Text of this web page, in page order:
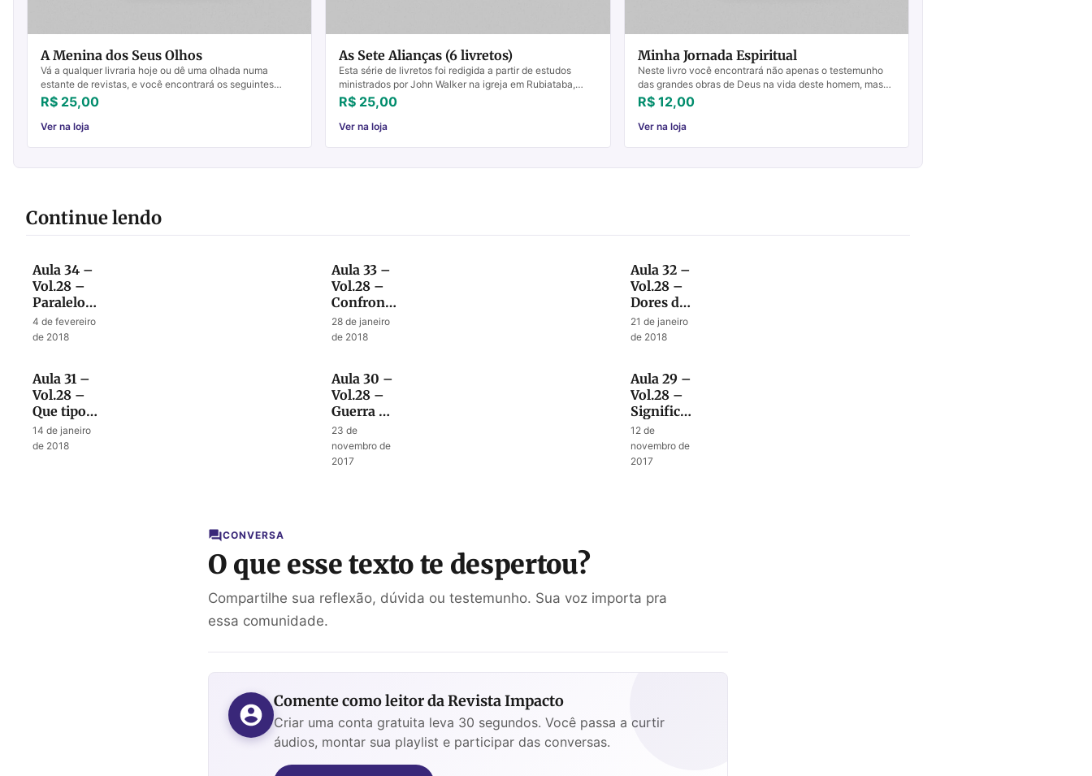
A Menina dos Seus Olhos
Vá a qualquer livraria hoje ou dê uma olhada numa
estante de revistas, e você encontrará os seguintes
temas entre os títulos: descubra o seu potencial, o seg...
R$ 25,00
Ver na loja
As Sete Alianças (6 livretos)
Esta série de livretos foi redigida a partir de estudos
ministrados por John Walker na igreja em Rubiataba,
durante o ano de 1984.Apropriado tanto para novos...
R$ 25,00
Ver na loja
Minha Jornada Espiritual
Neste livro você encontrará não apenas o testemunho
das grandes obras de Deus na vida deste homem, mas
um tesouro de verdades e lições espirituais que poderã...
R$ 12,00
Ver na loja
Continue lendo
Aula 34 –
Vol.28 –
Paralelo
entre o
tempo de
do fim
4 de fevereiro
de 2018
Aula 33 –
Vol.28 –
Confronto
Final
entre
28 de janeiro
de 2018
Aula 32 –
Vol.28 –
Dores de
Parto
para quê?
21 de janeiro
de 2018
Aula 31 –
Vol.28 –
Que tipos
de
batalha
14 de janeiro
de 2018
Aula 30 –
Vol.28 –
Guerra de
palavras
– Assíria
contra
23 de
novembro de
2017
Aula 29 –
Vol.28 –
Significado
dos
ataques a
Jerusalém
12 de
novembro de
2017
CONVERSA
O que esse texto te despertou?
Compartilhe sua reflexão, dúvida ou testemunho. Sua voz importa pra
essa comunidade.
Comente como leitor da Revista Impacto
Criar uma conta gratuita leva 30 segundos. Você passa a curtir
áudios, montar sua playlist e participar das conversas.